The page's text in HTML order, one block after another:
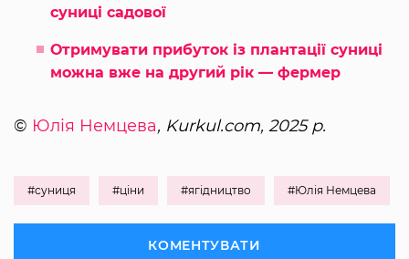
суниці садової
Отримувати прибуток із плантації суниці
можна вже на другий рік — фермер
© Юлія Немцева, Kurkul.com, 2025 р.
#суниця #ціни #ягідництво #Юлія Немцева
КОМЕНТУВАТИ